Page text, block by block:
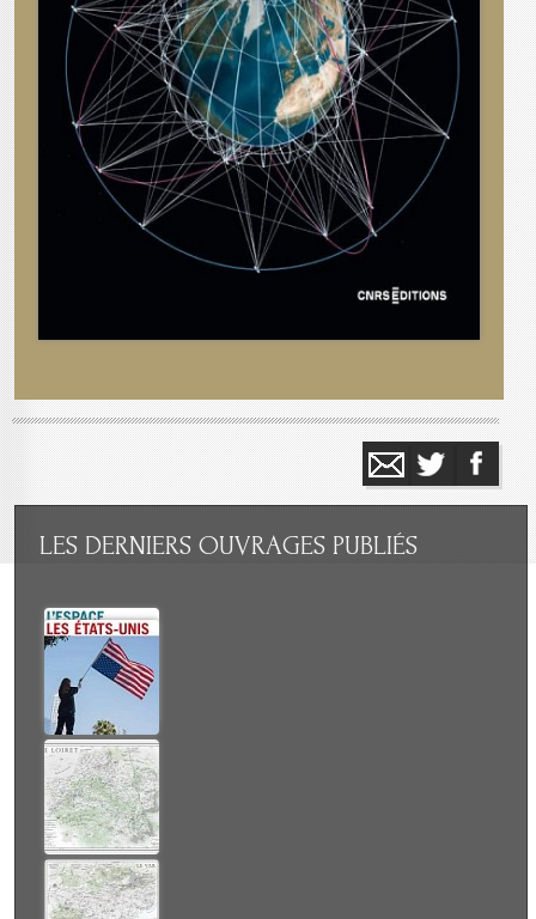
LES DERNIERS OUVRAGES PUBLIÉS